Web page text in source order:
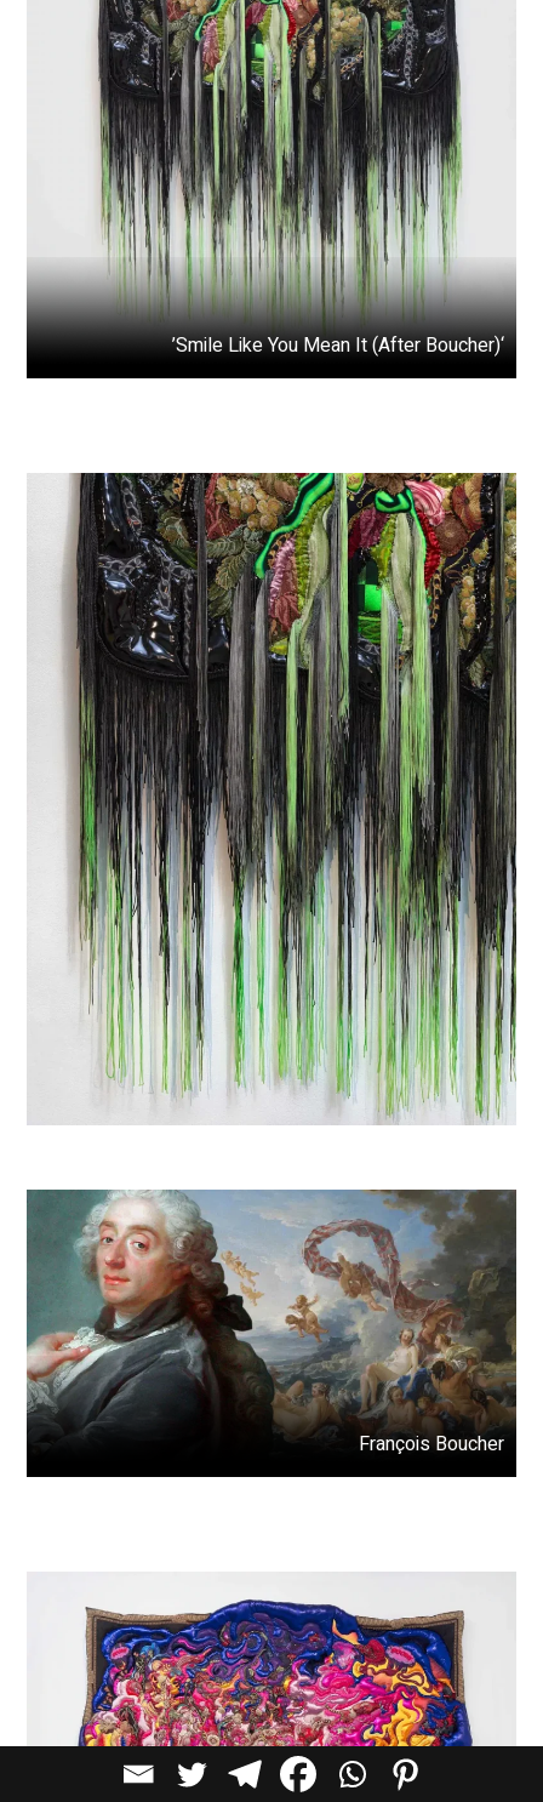
‘Smile Like You Mean It (After Boucher)’
François Boucher